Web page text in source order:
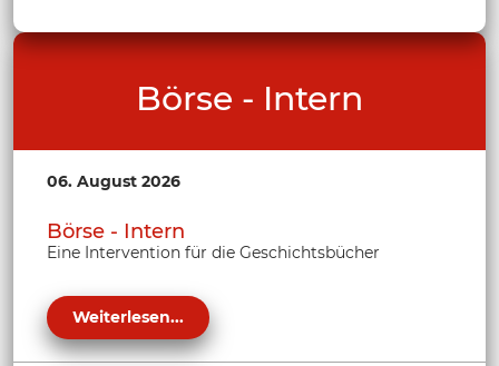
Börse - Intern
06. August 2026
Börse - Intern
Eine Intervention für die Geschichtsbücher
Weiterlesen...